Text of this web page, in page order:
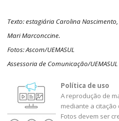
Texto: estagiária Carolina
Mari Marconccine.
Fotos: Ascom/UEMASUL
Assessoria de Comunicação/UEMASUL
Política de uso
A reprodução de
mediante a citação
Fotos devem ser